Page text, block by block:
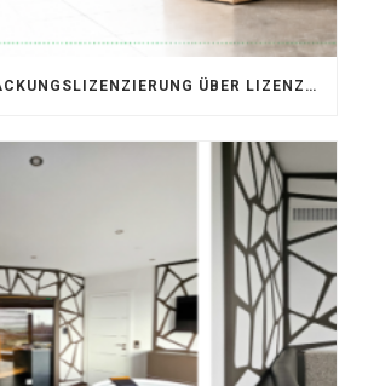
PLANEX: VERPACKUNGSLIZENZIERUNG ÜBER LIZENZERO & LUCID 2026